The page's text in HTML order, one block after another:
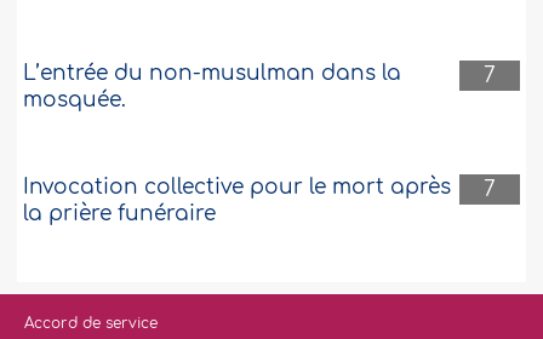
7
L’entrée du non-musulman dans la
mosquée.
7
Invocation collective pour le mort après
la prière funéraire
Accord de service